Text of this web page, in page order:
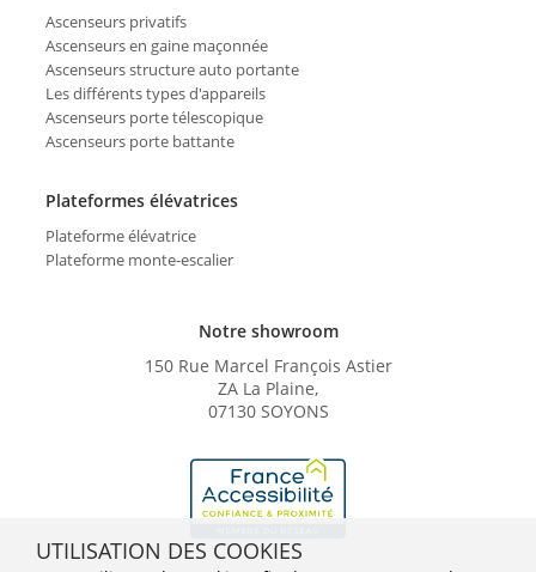
Notre showroom
150 Rue Marcel François Astier
ZA La Plaine,
07130 SOYONS
Ascenseurs privatifs
Ascenseurs en gaine maçonnée
Ascenseurs structure auto portante
Les différents types d'appareils
Ascenseurs porte télescopique
Ascenseurs porte battante
Plateformes élévatrices
Plateforme élévatrice
Plateforme monte-escalier
UTILISATION DES COOKIES